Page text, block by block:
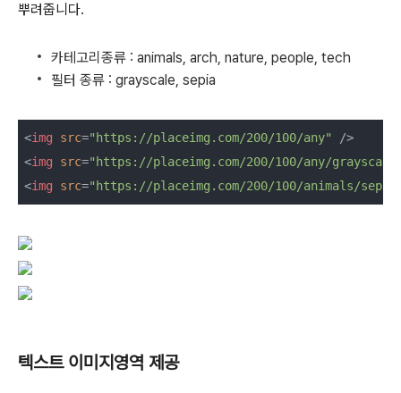
뿌려줍니다.
카테고리종류 : animals, arch, nature, people, tech
필터 종류 : grayscale, sepia
<img src="https://placeimg.com/200/100/any"
/>
<img src="https://placeimg.com/200/100/any/
<img src="https://placeimg.com/200/100/animals/
텍스트 이미지영역 제공